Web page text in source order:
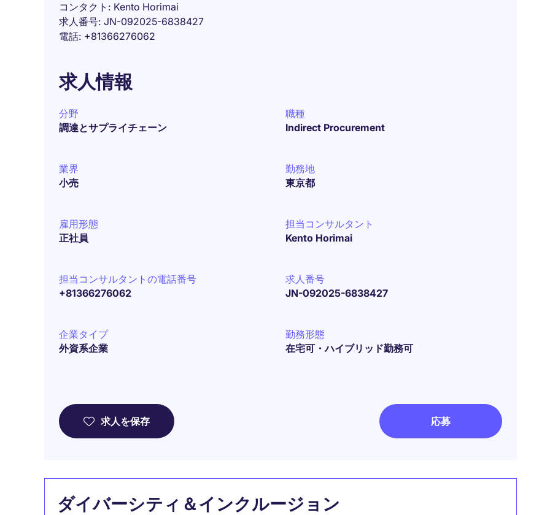
コンタクト
Kento Horimai
求人番号 JN-092025-6838427
電話 +81366276062
求人情報
分野
調達とサプライチェーン
職種
Indirect Procurement
業界
小売
勤務地
東京都
雇用形態
正社員
担当コンサルタント
Kento Horimai
担当コンサルタントの電話番号
+81366276062
求人番号
JN-092025-6838427
企業タイプ
外資系企業
勤務形態
在宅可・ハイブリッド勤務可
求人を保存 応募
ダイバーシティ＆インクルージョン